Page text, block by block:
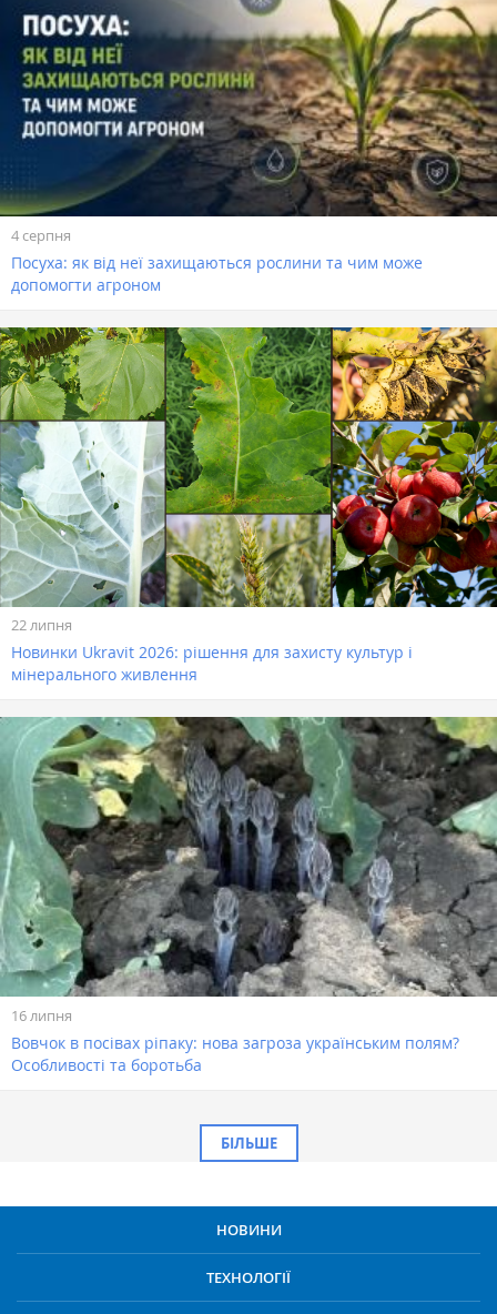
4 серпня
Посуха: як від неї захищаються рослини та чим може
допомогти агроном
22 липня
Новинки Ukravit 2026: рішення для захисту культур і
мінерального живлення
16 липня
Вовчок в посівах ріпаку: нова загроза українським полям?
Особливості та боротьба
БІЛЬШЕ
НОВИНИ
ТЕХНОЛОГІЇ